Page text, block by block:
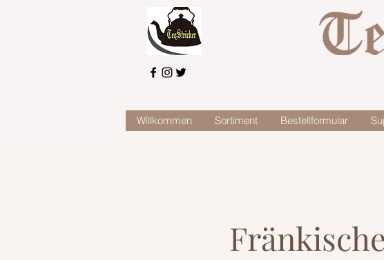
Willkommen Sortiment Bestellformular